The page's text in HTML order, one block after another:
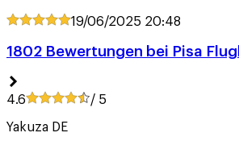
19/06/2025 20:48
1802 Bewertungen bei Pisa
4.6 / 5
Yakuza DE